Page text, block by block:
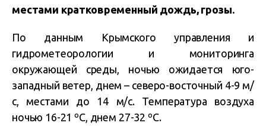
местами кратковременный дождь, грозы.
По данным Крымского управления и
гидрометеорологии и мониторинга
окружающей среды, ночью ожидается юго-
западный ветер, днем – северо-восточный 4-9 м/
с, местами до 14 м/с. Температура воздуха
ночью 16-21 ºС, днем 27-32 ºС.